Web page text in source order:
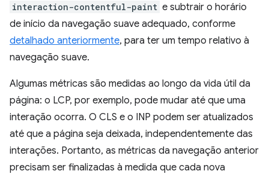
interaction-contentful-paint e subtrair o horário
de início da navegação suave adequado, conforme
detalhado anteriormente, para ter um tempo relativo à
navegação suave.
Algumas métricas são medidas ao longo da vida útil da
página: o LCP, por exemplo, pode mudar até que uma
interação ocorra. O CLS e o INP podem ser atualizados
até que a página seja deixada, independentemente das
interações. Portanto, as métricas da navegação anterior
precisam ser finalizadas à medida que cada nova